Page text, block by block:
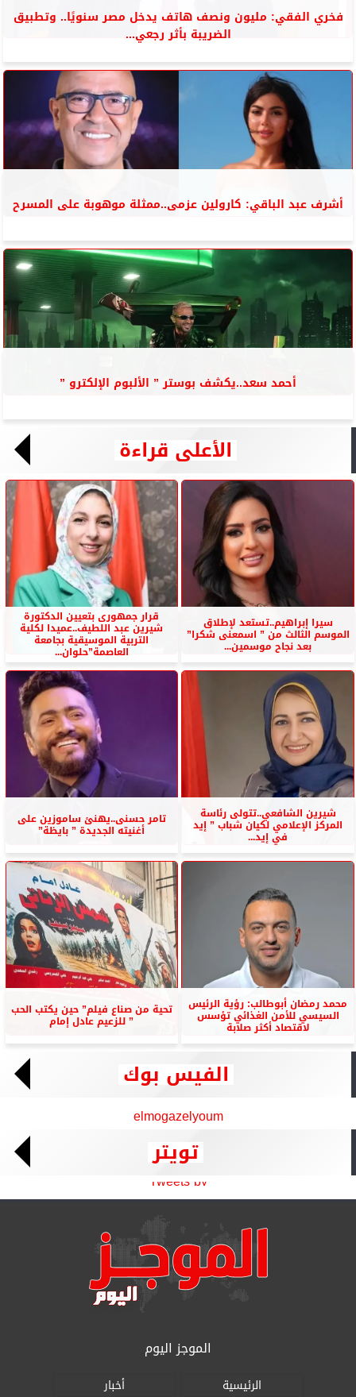
فخري الفقي: مليون ونصف هاتف يدخل مصر سنويًا.. وتطبيق
الضريبة بأثر رجعي...
أشرف عبد الباقي: كارولين عزمى..ممثلة موهوبة على المسرح
أحمد سعد..يكشف بوستر ” الألبوم الإلكترو ”
الأعلى قراءة
سيرا إبراهيم..تستعد لإطلاق
الموسم الثالث من ” اسمعنى شكرا”
بعد نجاح موسمين...
قرار جمهورى بتعيين الدكتورة
شيرين عبد اللطيف..عميدا لكلية
التربية الموسيقية بجامعة
العاصمة”حلوان...
شيرين الشافعي..تتولى رئاسة
المركز الإعلامي لكيان شباب ” إيد
في إيد...
تامر حسنى..يهنئ ساموزين على
أغنيته الجديدة ” بايظة”
محمد رمضان أبوطالب: رؤية الرئيس
السيسي للأمن الغذائي تؤسس
لاقتصاد أكثر صلابة
تحية من صناع فيلم” حين يكتب الحب
” للزعيم عادل إمام
الفيس بوك
elmogazelyoum
تويتر
Tweets by
الموجز اليوم
الرئيسية أخبار